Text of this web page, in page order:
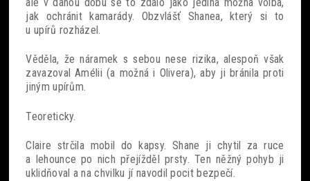
jak ochránit kamarády. Obzvlášť Shanea, který si to
u upírů rozházel.
Věděla, že náramek s sebou nese rizika, alespoň však
zavazoval Amélii (a možná i Olivera), aby ji bránila proti
jiným upírům.
Teoreticky.
Claire strčila mobil do kapsy. Shane ji chytil za ruce
a lehounce po nich přejížděl prsty. Ten něžný pohyb ji
uklidňoval a na chvilku jí navodil pocit bezpečí.